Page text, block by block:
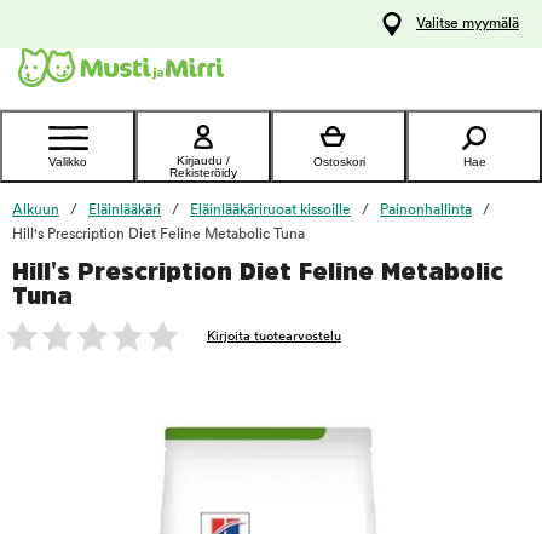
Ota yhteyttä
asiakaspalveluun
Valitse myymälä
Valikko
Kirjaudu /
Rekisteröidy
Ostoskori Hae
Alkuun Eläinlääkäri Eläinlääkäriruoat kissoille
Painonhallinta
Hill's Prescription Diet Feline Metabolic Tuna
Hill's Prescription Diet Feline Metabolic
Tuna
Kirjoita tuotearvostelu
foo